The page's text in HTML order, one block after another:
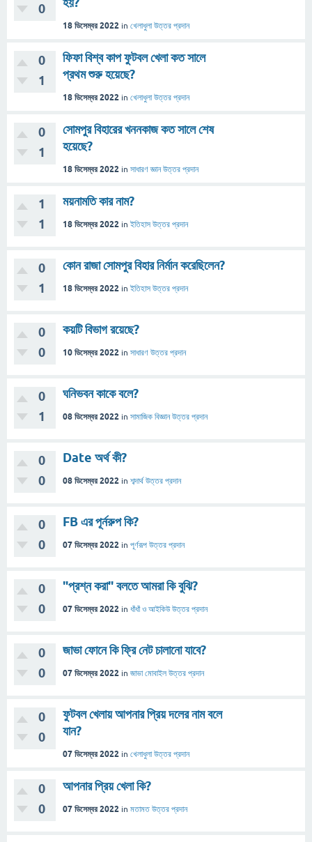
0
18 ডিসেম্বর 2022 in খেলাধুলা উত্তর প্রদান
0
1
ফিফা বিশ্ব কাপ ফুটবল খেলা কত সালে
প্রথম শুরু হয়েছে?
18 ডিসেম্বর 2022 in খেলাধুলা উত্তর প্রদান
0
1
সোমপুর বিহারের খননকাজ কত সালে শেষ
হয়েছে?
18 ডিসেম্বর 2022 in সাধারণ জ্ঞান উত্তর প্রদান
1
1
ময়নামতি কার নাম?
18 ডিসেম্বর 2022 in ইতিহাস উত্তর প্রদান
0
1
কোন রাজা সোমপুর বিহার নির্মান করেছিলেন?
18 ডিসেম্বর 2022 in ইতিহাস উত্তর প্রদান
0
0
কয়টি বিভাগ রয়েছে?
10 ডিসেম্বর 2022 in সাধারণ উত্তর প্রদান
0
1
ঘনিভবন কাকে বলে?
08 ডিসেম্বর 2022 in সামাজিক বিজ্ঞান উত্তর প্রদান
0
0
Date অর্থ কী?
08 ডিসেম্বর 2022 in শব্দার্থ উত্তর প্রদান
0
0
FB এর পূর্নরুপ কি?
07 ডিসেম্বর 2022 in পূর্ণরূপ উত্তর প্রদান
0
0
"প্রশ্ন করা" বলতে আমরা কি বুঝি?
07 ডিসেম্বর 2022 in ধাঁধাঁ ও আইকিউ উত্তর প্রদান
0
0
জাভা ফোনে কি ফ্রি নেট চালানো যাবে?
07 ডিসেম্বর 2022 in জাভা মোবাইল উত্তর প্রদান
0
0
ফুটবল খেলায় আপনার প্রিয় দলের নাম বলে
যান?
07 ডিসেম্বর 2022 in খেলাধুলা উত্তর প্রদান
0
0
আপনার প্রিয় খেলা কি?
07 ডিসেম্বর 2022 in মতামত উত্তর প্রদান